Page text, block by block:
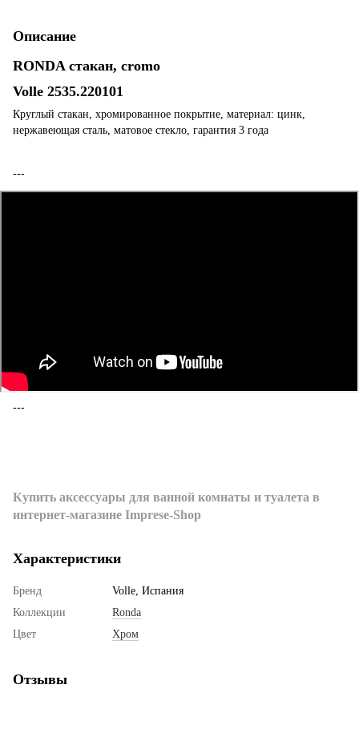
Описание
RONDA стакан, cromo
Volle 2535.220101
Круглый стакан, хромированное покрытие, материал: цинк,
нержавеющая сталь, матовое стекло, гарантия 3 года
---
---
Купить аксессуары для ванной комнаты и туалета в
интернет-магазине Imprese-Shop
Характеристики
Бренд
Volle, Испания
Коллекции
Ronda
Цвет
Хром
Отзывы